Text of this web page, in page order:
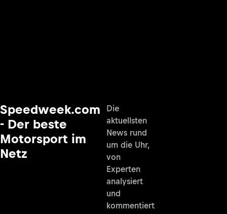
Speedweek.com
- Der beste
Motorsport im
Netz
Die
aktuellsten
News rund
um die Uhr,
von
Experten
analysiert
und
kommentiert